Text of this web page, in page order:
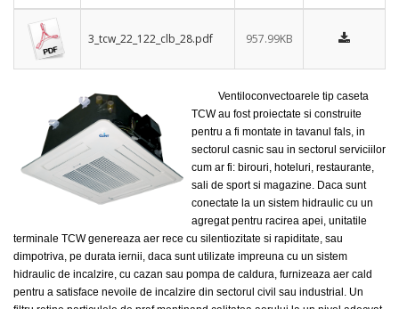
3_tcw_22_122_clb_28.pdf 957.99KB
Ventiloconvectoarele tip caseta
TCW au fost proiectate si construite
pentru a fi montate in tavanul fals, in
sectorul casnic sau in sectorul serviciilor
cum ar fi: birouri, hoteluri, restaurante,
sali de sport si magazine. Daca sunt
conectate la un sistem hidraulic cu un
agregat pentru racirea apei, unitatile
terminale TCW genereaza aer rece cu silentiozitate si rapiditate, sau
dimpotriva, pe durata iernii, daca sunt utilizate impreuna cu un sistem
hidraulic de incalzire, cu cazan sau pompa de caldura, furnizeaza aer cald
pentru a satisface nevoile de incalzire din sectorul civil sau industrial. Un